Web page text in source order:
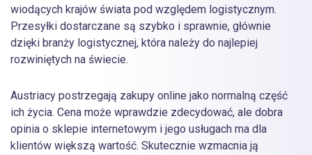
wiodących krajów świata pod względem logistycznym.
Przesyłki dostarczane są szybko i sprawnie, głównie
dzięki branży logistycznej, która należy do najlepiej
rozwiniętych na świecie.
Austriacy postrzegają zakupy online jako normalną część
ich życia. Cena może wprawdzie zdecydować, ale dobra
opinia o sklepie internetowym i jego usługach ma dla
klientów większą wartość. Skutecznie wzmacnia ją